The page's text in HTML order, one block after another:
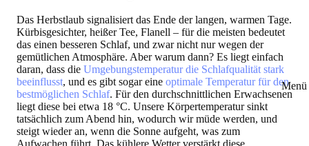
Menü
Das Herbstlaub signalisiert das Ende der langen, warmen Tage.
Kürbisgesichter, heißer Tee, Flanell – für die meisten bedeutet
das einen besseren Schlaf, und zwar nicht nur wegen der
gemütlichen Atmosphäre. Aber warum dann? Es liegt einfach
daran, dass die Umgebungstemperatur die Schlafqualität stark
beeinflusst, und es gibt sogar eine optimale Temperatur für den
bestmöglichen Schlaf. Für den durchschnittlichen Erwachsenen
liegt diese bei etwa 18 °C. Unsere Körpertemperatur sinkt
tatsächlich zum Abend hin, wodurch wir müde werden, und
steigt wieder an, wenn die Sonne aufgeht, was zum
Aufwachen führt. Das kühlere Wetter verstärkt diese